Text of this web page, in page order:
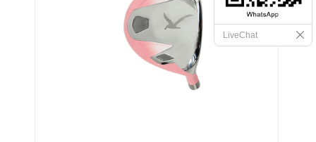
LiveChat